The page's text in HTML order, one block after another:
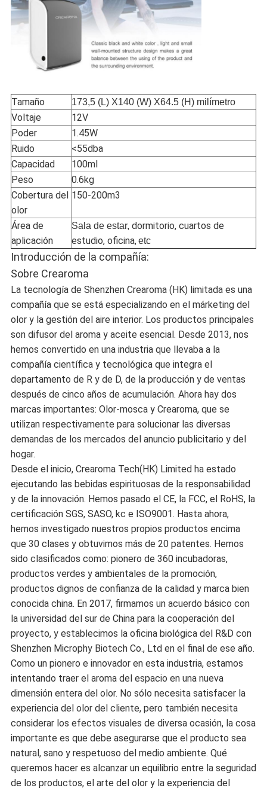
Tamaño 173,5 (L) X140 (W) X64.5 (H) milímetro
Voltaje
12V
Poder
1.45W
Ruido
<55dba
Capacidad
100ml
Peso
0.6kg
Cobertura del
olor
150-200m3
Área de
aplicación
Sala de estar, dormitorio, cuartos de
estudio, oficina,etc
Introducción de la compañía:
Sobre Crearoma
La tecnología de Shenzhen Crearoma (HK) limitada es una
compañía que se está especializando en el márketing del
olor y la gestión del aire interior. Los productos principales
son difusor del aroma y aceite esencial. Desde 2013, nos
hemos convertido en una industria que llevaba a la
compañía científica y tecnológica que integra el
departamento de R y de D, de la producción y de ventas
después de cinco años de acumulación. Ahora hay dos
marcas importantes: Olor-mosca y Crearoma, que se
utilizan respectivamente para solucionar las diversas
demandas de los mercados del anuncio publicitario y del
hogar.
Desde el inicio, Crearoma Tech(HK) Limited ha estado
ejecutando las bebidas espirituosas de la responsabilidad
y de la innovación. Hemos pasado el CE, la FCC, el RoHS, la
certificación SGS, SASO, kc e ISO9001. Hasta ahora,
hemos investigado nuestros propios productos encima
que 30 clases y obtuvimos más de 20 patentes. Hemos
sido clasificados como: pionero de 360 incubadoras,
productos verdes y ambientales de la promoción,
productos dignos de confianza de la calidad y marca bien
conocida china. En 2017, firmamos un acuerdo básico con
la universidad del sur de China para la cooperación del
proyecto, y establecimos la oficina biológica del R&D con
Shenzhen Microphy Biotech Co., Ltd en el final de ese año.
Como un pionero e innovador en esta industria, estamos
intentando traer el aroma del espacio en una nueva
dimensión entera del olor. No sólo necesita satisfacer la
experiencia del olor del cliente, pero también necesita
considerar los efectos visuales de diversa ocasión, la cosa
importante es que debe asegurarse que el producto sea
natural, sano y respetuoso del medio ambiente. Qué
queremos hacer es alcanzar un equilibrio entre la seguridad
de los productos, el arte del olor y la experiencia del